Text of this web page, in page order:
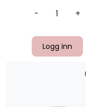
- +
Logg inn